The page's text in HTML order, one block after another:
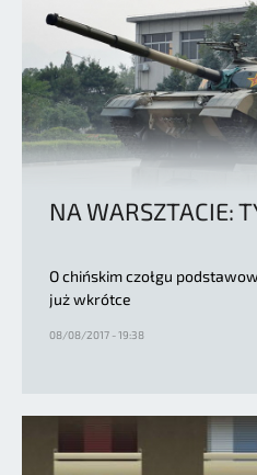
NA WARSZTACIE:
O chińskim czołgu
już wkrótce
08/08/2017 - 19:38